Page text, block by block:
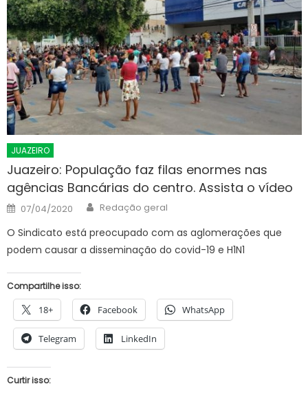
JUAZEIRO
Juazeiro: População faz filas enormes nas
agências Bancárias do centro. Assista o vídeo
Posted
on
07/04/2020 Author
Redação geral
O Sindicato está preocupado com as aglomerações que
podem causar a disseminação do covid-19 e H1N1
Compartilhe isso:
18+ Facebook WhatsApp
Telegram LinkedIn
Curtir isso: